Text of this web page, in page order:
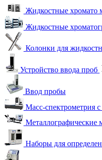
Жидкостные хромато
Жидкостные
Колонки для
Устройство ввода проб
Ввод пробы
Масс-спектрометрия
Металлографические
Наборы для